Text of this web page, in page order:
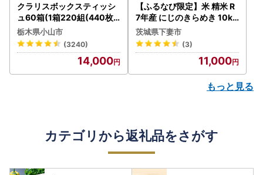
クラリスボックスティッシ
ュ60箱(1箱220組(440枚))
(5個入り×12セット)【配送
不可地域：離島・沖縄県】
【1256759】
栃木県小山市
(3240)
14,000
【ふるなび限定】米 精米 R
7年産 にじのきらめき 10kg
10月 FN-Limited-PR
茨城県下妻市
(3)
11,000
もっと見る
カテゴリから返礼品をさがす